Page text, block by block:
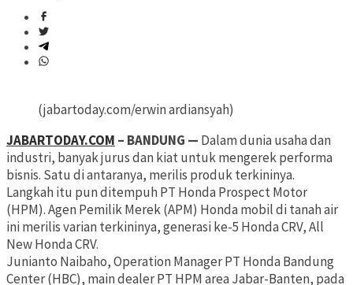
(jabartoday.com/erwin ardiansyah)
JABARTODAY.COM – BANDUNG — Dalam dunia usaha dan
industri, banyak jurus dan kiat untuk mengerek performa
bisnis. Satu di antaranya, merilis produk terkininya.
Langkah itu pun ditempuh PT Honda Prospect Motor
(HPM). Agen Pemilik Merek (APM) Honda mobil di tanah air
ini merilis varian terkininya, generasi ke-5 Honda CRV, All
New Honda CRV.
Junianto Naibaho, Operation Manager PT Honda Bandung
Center (HBC), main dealer PT HPM area Jabar-Banten, pada